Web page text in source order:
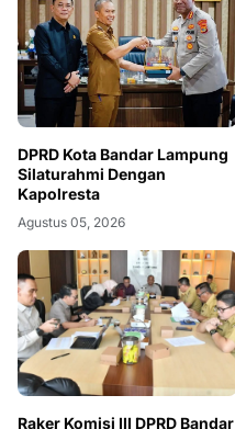
DPRD Kota Bandar Lampung
Silaturahmi Dengan
Kapolresta
Agustus 05, 2026
Raker Komisi III DPRD Bandar